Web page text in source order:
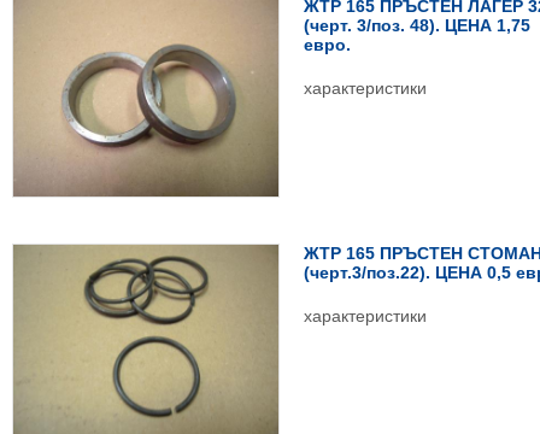
ЖТР 165 ПРЪСТЕН ЛАГЕР
(черт. 3/поз. 48). ЦЕНА 1,75
евро.
характеристики
ЖТР 165 ПРЪСТЕН
(черт.3/поз.22). ЦЕНА 0,5
характеристики